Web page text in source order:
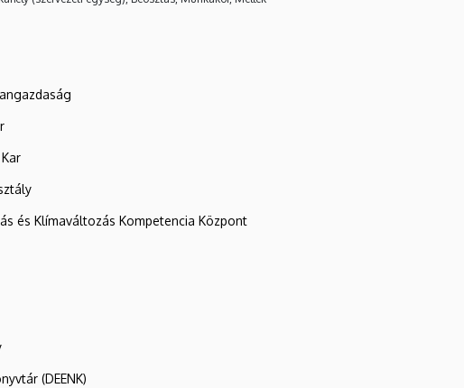
és Klímaváltozás Kompetencia Központ
(DEENK)